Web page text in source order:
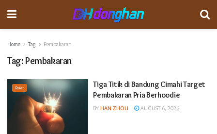
Home Tag Pembakaran
Tag:Pembakaran
Raket
Tiga Titik di Bandung Cimahi Target
Pembakaran Pria Berhoodie
BY HAN ZHOU AUGUST 6, 2026